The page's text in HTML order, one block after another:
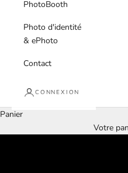
PhotoBooth
Photo d'identité
& ePhoto
Contact
CONNEXION
Panier
Votre
Inspiré par